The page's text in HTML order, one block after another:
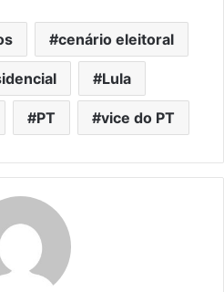
cenário eleitoral
Lula
PT vice do PT